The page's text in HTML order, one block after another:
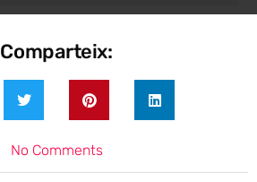
Comparteix:
No Comments